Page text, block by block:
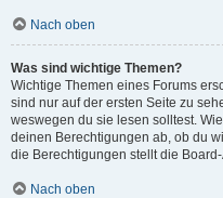
Nach oben
Was sind wichtige Themen?
Wichtige Themen eines Forums
sind nur auf der ersten Seite zu
weswegen du sie lesen solltest.
deinen Berechtigungen ab, ob du
die Berechtigungen stellt die
Nach oben